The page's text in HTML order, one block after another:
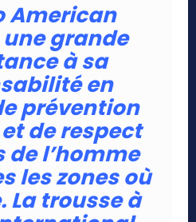
American
grande
à sa
en
prévention
de respect
de l’homme
les zones où
La trousse à